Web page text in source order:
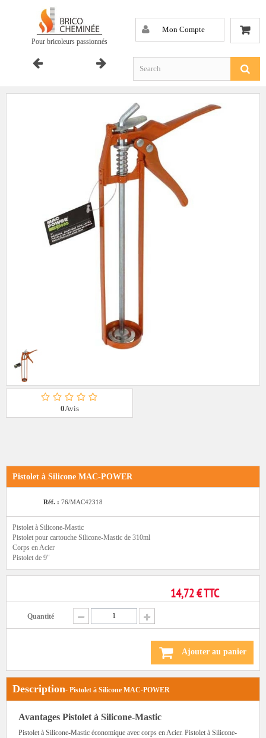
Pour bricoleurs passionnés
Mon Compte
0Avis
Pistolet à Silicone MAC-POWER
Réf. : 76/MAC42318
Pistolet à Silicone-Mastic
Pistolet pour cartouche Silicone-Mastic de 310ml
Corps en Acier
Pistolet de 9"
14,72 € TTC
Quantité
Ajouter au panier
Description- Pistolet à Silicone MAC-POWER
Avantages Pistolet à Silicone-Mastic
Pistolet à Silicone-Mastic économique avec corps en Acier. Pistolet à Silicone-